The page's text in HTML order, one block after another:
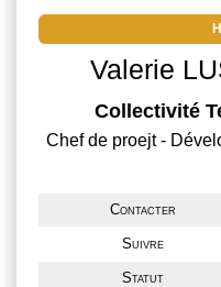
Valerie
Collectivité
Chef de proejt -
Contacter
Suivre
Statut